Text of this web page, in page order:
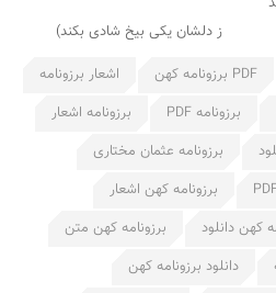
ز دلشان یکی بیخ شادی بکند)
PDF برزونامه کهن
اشعار برزونامه
برزونامه PDF
برزونامه اشعار
برزونامه عثمان مختاری
برزونامه کهن اشعار
کهن دانلود
برزونامه کهن متن
دانلود برزونامه کهن